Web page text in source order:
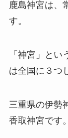
鹿島神宮は、
す。
「神宮」とい
は全国に３つ
三重県の伊勢
香取神宮です。